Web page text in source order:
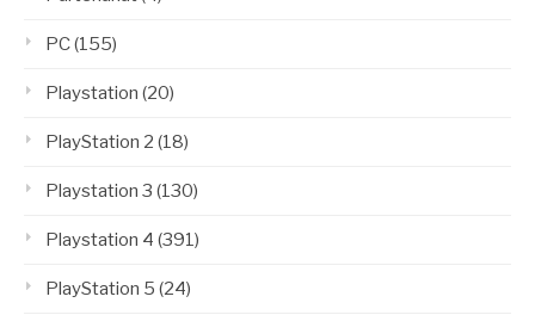
PC(155)
Playstation (20)
PlayStation 2 (18)
Playstation 3 (130)
Playstation 4 (391)
PlayStation 5 (24)